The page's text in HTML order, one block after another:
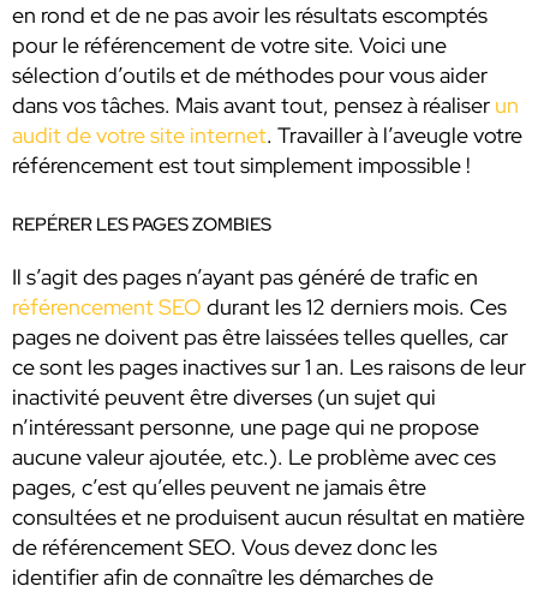
en rond et de ne pas avoir les résultats escomptés
pour le référencement de votre site. Voici une
sélection d’outils et de méthodes pour vous aider
dans vos tâches. Mais avant tout, pensez à réaliser un
audit de votre site internet. Travailler à l’aveugle votre
référencement est tout simplement impossible !
REPÉRER LES PAGES ZOMBIES
Il s’agit des pages n’ayant pas généré de trafic en
référencement SEO durant les 12 derniers mois. Ces
pages ne doivent pas être laissées telles quelles, car
ce sont les pages inactives sur 1 an. Les raisons de leur
inactivité peuvent être diverses (un sujet qui
n’intéressant personne, une page qui ne propose
aucune valeur ajoutée, etc.). Le problème avec ces
pages, c’est qu’elles peuvent ne jamais être
consultées et ne produisent aucun résultat en matière
de référencement SEO. Vous devez donc les
identifier afin de connaître les démarches de